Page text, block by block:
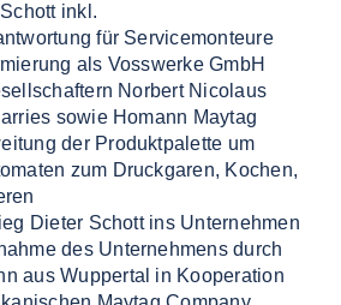
inkl.
für Servicemonteure
als Vosswerke GmbH
Norbert Nicolaus
sowie Homann Maytag
der Produktpalette um
zum Druckgaren, Kochen,
Dieter Schott ins Unternehmen
des Unternehmens durch
aus Wuppertal in Kooperation